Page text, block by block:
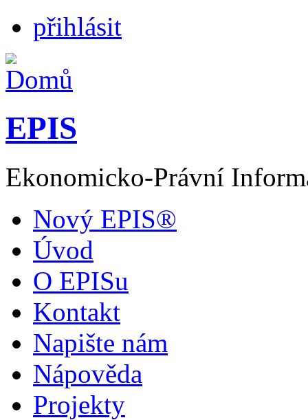
přihlásit
EPIS
Ekonomicko-Právní
Nový EPIS®
Úvod
O EPISu
Kontakt
Napište nám
Nápověda
Projekty